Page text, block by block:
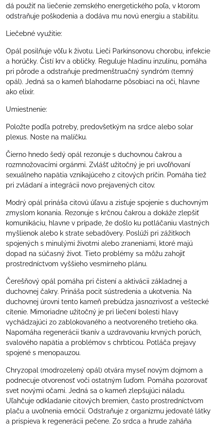
dá použiť na liečenie zemského energetického poľa, v ktorom
odstraňuje poškodenia a dodáva mu novú energiu a stabilitu.
Liečebné využitie:
Opál posilňuje vôľu k životu. Lieči Parkinsonovu chorobu, infekcie
a horúčky. Čistí krv a obličky. Reguluje hladinu inzulínu, pomáha
pri pôrode a odstraňuje predmenštruačný syndróm (temný
opál). Jedná sa o kameň blahodarne pôsobiaci na oči, hlavne
ako elixír.
Umiestnenie:
Položte podľa potreby, predovšetkým na srdce alebo solar
plexus. Noste na malíčku.
Čierno hnedo šedý opál rezonuje s duchovnou čakrou a
rozmnožovacími orgánmi. Zvlášť užitočný je pri uvoľňovaní
sexuálneho napätia vznikajúceho z citových príčin. Pomáha tiež
pri zvládaní a integrácii novo prejavených citov.
Modrý opál prináša citovú úľavu a zisťuje spojenie s duchovným
zmyslom konania. Rezonuje s krčnou čakrou a dokáže zlepšiť
komunikáciu, hlavne v prípade, že došlo ku potláčaniu vlastných
myšlienok alebo k strate sebadôvery. Poslúži pri zážitkoch
spojených s minulými životmi alebo zraneniami, ktoré majú
dopad na súčasný život. Tieto problémy sa môžu zahojiť
prostredníctvom vyššieho vesmírneho plánu.
Čerešňový opál pomáha pri čistení a aktivácii základnej a
duchovnej čakry. Prináša pocit sústredenia a ukotvenia. Na
duchovnej úrovni tento kameň prebúdza jasnozrivosť a veštecké
cítenie. Mimoriadne užitočný je pri liečení bolesti hlavy
vychádzajúci zo zablokovaného a neotvoreného tretieho oka.
Napomáha regenerácii tkanív a uzdravovaniu krvných porúch,
svalového napätia a problémov s chrbticou. Potláča prejavy
spojené s menopauzou.
Chryzopal (modrozelený opál) otvára myseľ novým dojmom a
podnecuje otvorenosť voči ostatným ľuďom. Pomáha pozorovať
svet novými očami. Jedná sa o kameň zlepšujúci náladu.
Uľahčuje odkladanie citových bremien, často prostredníctvom
plaču a uvoľnenia emócií. Odstraňuje z organizmu jedovaté látky
a prispieva k regenerácii pečene. Zo srdca a hrude zaháňa